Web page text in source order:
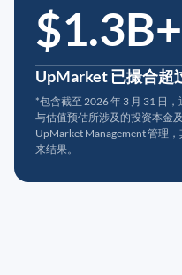
$1.3B+
UpMarket 已撮合超
*包含截至 2026 年 3 月 31 日
与估值预估所涉及的投资本金
UpMarket Management 管理
来结果。